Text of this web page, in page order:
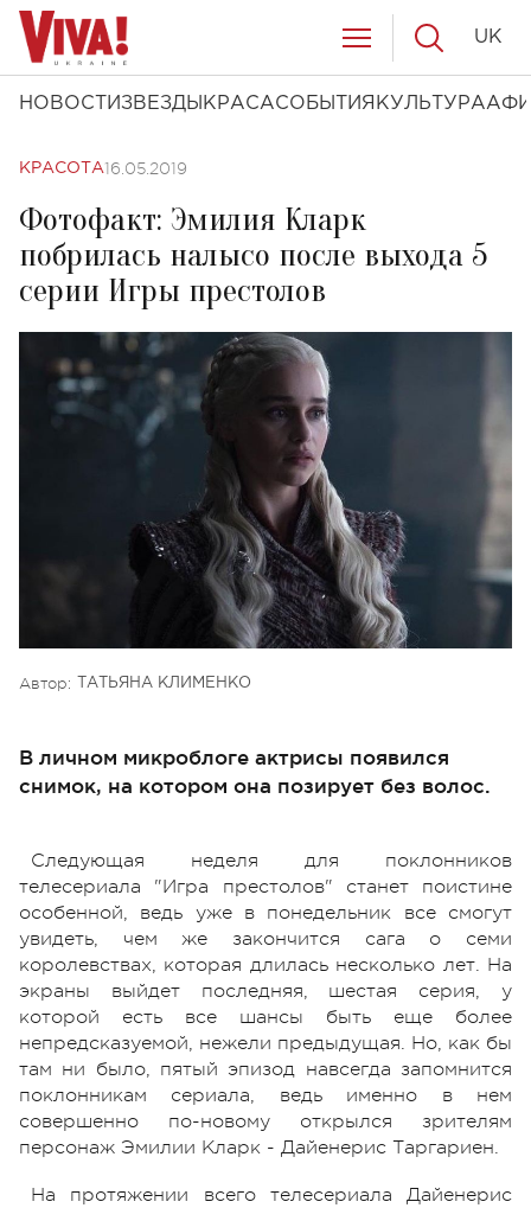
НОВОСТИ ЗВЕЗДЫ КРАСАСОБЫТИЯ КУЛЬТУРА
UK
КРАСОТА16.05.2019
Фотофакт: Эмилия Кларк
побрилась налысо после выхода 5
серии Игры престолов
Автор: ТАТЬЯНА КЛИМЕНКО
В личном микроблоге актрисы появился
снимок, на котором она позирует без волос.
Следующая неделя для поклонников
телесериала "Игра престолов" станет поистине
особенной, ведь уже в понедельник все смогут
увидеть, чем же закончится сага о семи
королевствах, которая длилась несколько лет. На
экраны выйдет последняя, шестая серия, у
которой есть все шансы быть еще более
непредсказуемой, нежели предыдущая. Но, как бы
там ни было, пятый эпизод навсегда запомнится
поклонникам сериала, ведь именно в нем
совершенно по-новому открылся зрителям
персонаж Эмилии Кларк - Дайенерис Таргариен.
На протяжении всего телесериала Дайенерис